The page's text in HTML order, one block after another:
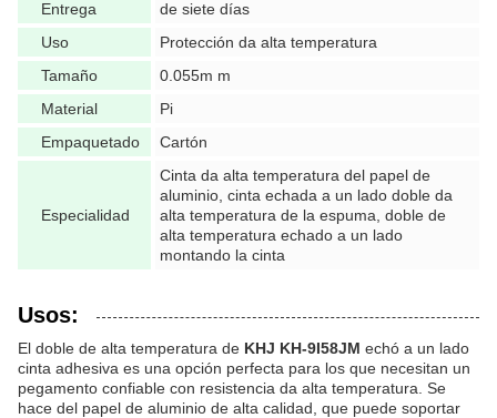
Entrega
de siete días
Uso
Protección da alta temperatura
Tamaño
0.055m m
Material
Pi
Empaquetado
Cartón
Especialidad
Cinta da alta temperatura del papel de
aluminio, cinta echada a un lado doble da
alta temperatura de la espuma, doble de
alta temperatura echado a un lado
montando la cinta
Usos:
El doble de alta temperatura de KHJ KH-9I58JM echó a un lado
cinta adhesiva es una opción perfecta para los que necesitan un
pegamento confiable con resistencia da alta temperatura. Se
hace del papel de aluminio de alta calidad, que puede soportar